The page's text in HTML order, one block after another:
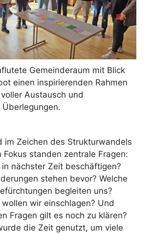
Gemeinderaum mit Blick
einen inspirierenden Rahmen
Austausch und
im Zeichen des Strukturwandels
Fokus standen zentrale Fragen:
nächster Zeit beschäftigen?
stehen bevor? Welche
begleiten uns?
wollen wir einschlagen? Und
Fragen gilt es noch zu klären?
die Zeit genutzt, um viele